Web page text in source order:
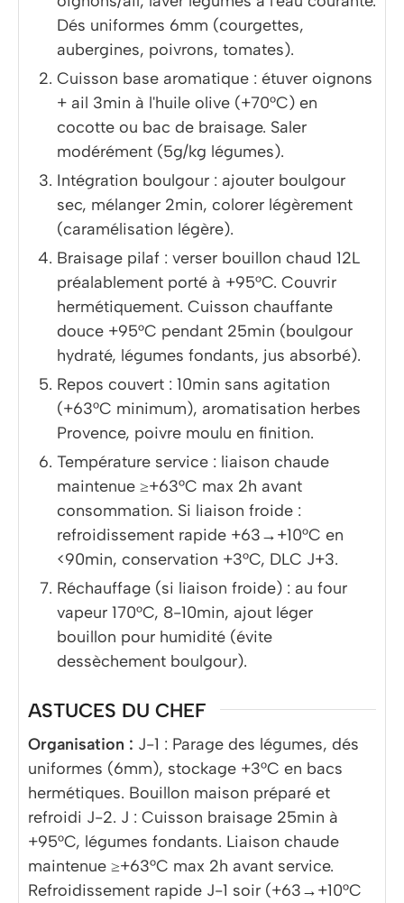
Dés uniformes 6mm (courgettes,
aubergines, poivrons, tomates).
Cuisson base aromatique : étuver oignons
+ ail 3min à l'huile olive (+70°C) en
cocotte ou bac de braisage. Saler
modérément (5g/kg légumes).
Intégration boulgour : ajouter boulgour
sec, mélanger 2min, colorer légèrement
(caramélisation légère).
Braisage pilaf : verser bouillon chaud 12L
préalablement porté à +95°C. Couvrir
hermétiquement. Cuisson chauffante
douce +95°C pendant 25min (boulgour
hydraté, légumes fondants, jus absorbé).
Repos couvert : 10min sans agitation
(+63°C minimum), aromatisation herbes
Provence, poivre moulu en finition.
Température service : liaison chaude
maintenue ≥+63°C max 2h avant
consommation. Si liaison froide :
refroidissement rapide +63→+10°C en
<90min, conservation +3°C, DLC J+3.
Réchauffage (si liaison froide) : au four
vapeur 170°C, 8-10min, ajout léger
bouillon pour humidité (évite
dessèchement boulgour).
ASTUCES DU CHEF
Organisation : J-1 : Parage des légumes, dés
uniformes (6mm), stockage +3°C en bacs
hermétiques. Bouillon maison préparé et
refroidi J-2. J : Cuisson braisage 25min à
+95°C, légumes fondants. Liaison chaude
maintenue ≥+63°C max 2h avant service.
Refroidissement rapide J-1 soir (+63→+10°C